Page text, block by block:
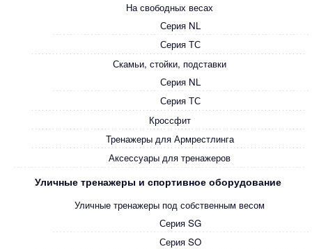
На свободных весах
Серия NL
Серия ТС
Скамьи, стойки, подставки
Серия NL
Серия ТС
Кроссфит
Тренажеры для Армрестлинга
Аксессуары для тренажеров
Уличные тренажеры и спортивное оборудование
Уличные тренажеры под собственным весом
Серия SG
Серия SO